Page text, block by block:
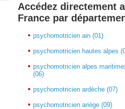
Accédez directement
France par
psychomotricien ain (01)
psychomotricien hautes alpes
psychomotricien alpes
(06)
psychomotricien ardèche (07)
psychomotricien ariège (09)